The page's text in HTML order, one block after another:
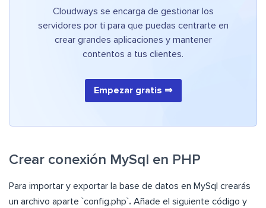
Cloudways se encarga de gestionar los
servidores por ti para que puedas centrarte en
crear grandes aplicaciones y mantener
contentos a tus clientes.
Empezar gratis ⇒
Crear conexión MySql en PHP
Para importar y exportar la base de datos en MySql crearás
un archivo aparte `config.php`. Añade el siguiente código y